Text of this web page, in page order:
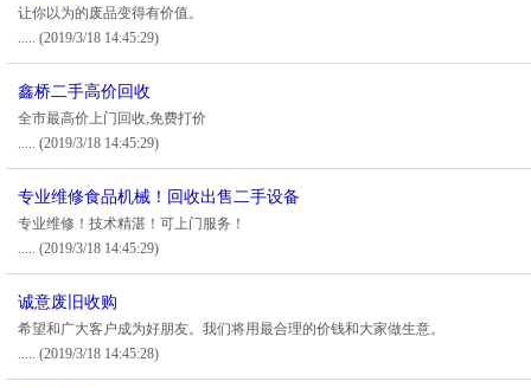
让你以为的废品变得有价值。
..... (2019/3/18 14:45:29)
鑫桥二手高价回收
全市最高价上门回收,免费打价
..... (2019/3/18 14:45:29)
专业维修食品机械！回收出售二手设备
专业维修！技术精湛！可上门服务！
..... (2019/3/18 14:45:29)
诚意废旧收购
希望和广大客户成为好朋友。我们将用最合理的价钱和大家做生意。
..... (2019/3/18 14:45:28)